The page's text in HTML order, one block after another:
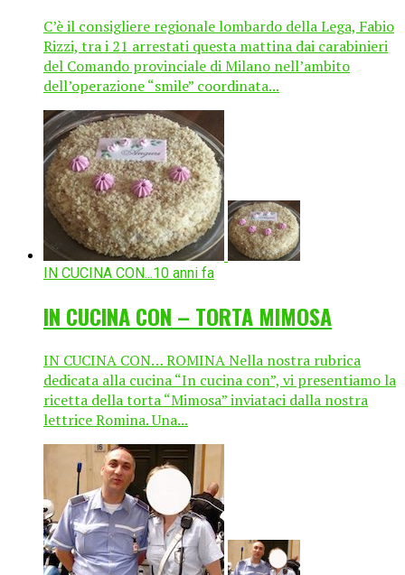
C’è il consigliere regionale lombardo della Lega, Fabio
Rizzi, tra i 21 arrestati questa mattina dai carabinieri
del Comando provinciale di Milano nell’ambito
dell’operazione “smile” coordinata...
IN CUCINA CON...10 anni fa
IN CUCINA CON – TORTA MIMOSA
IN CUCINA CON… ROMINA Nella nostra rubrica
dedicata alla cucina “In cucina con”, vi presentiamo la
ricetta della torta “Mimosa” inviataci dalla nostra
lettrice Romina. Una...